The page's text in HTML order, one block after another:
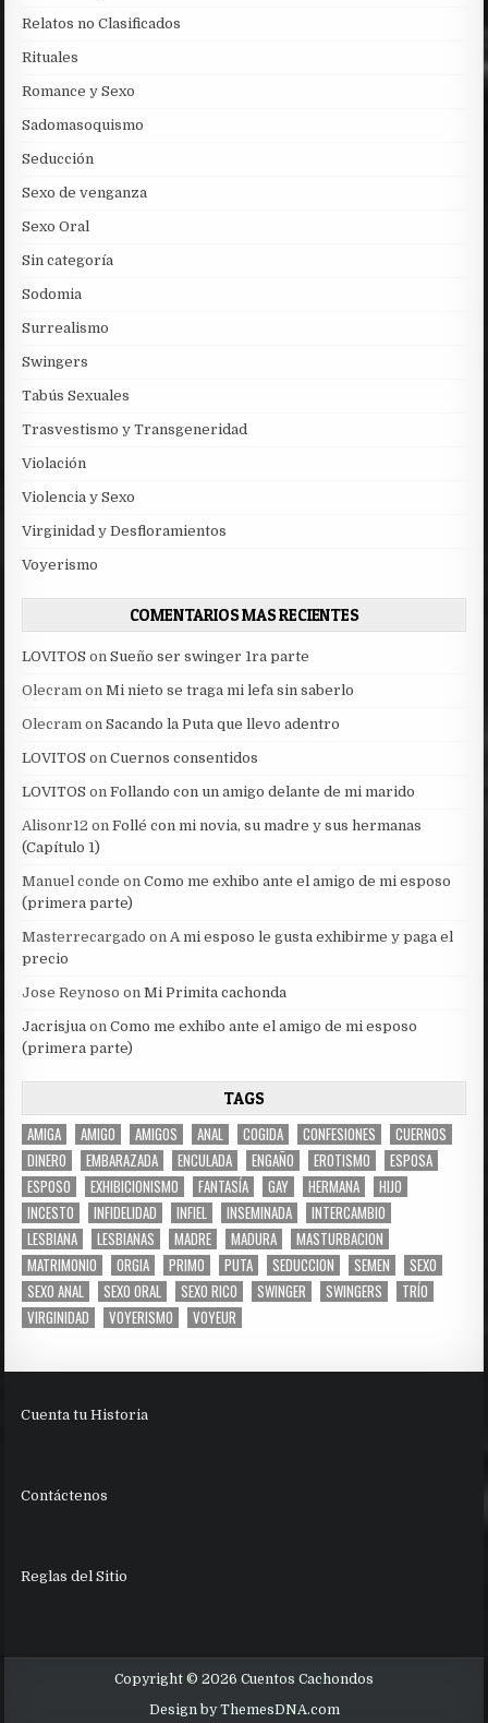
Relatos no Clasificados
Rituales
Romance y Sexo
Sadomasoquismo
Seducción
Sexo de venganza
Sexo Oral
Sin categoría
Sodomia
Surrealismo
Swingers
Tabús Sexuales
Trasvestismo y Transgeneridad
Violación
Violencia y Sexo
Virginidad y Desfloramientos
Voyerismo
COMENTARIOS MAS RECIENTES
LOVITOS onSueño ser swinger 1ra parte
Olecram onMi nieto se traga mi lefa sin saberlo
Olecram onSacando la Puta que llevo adentro
LOVITOS onCuernos consentidos
LOVITOS onFollando con un amigo delante de mi marido
Alisonr12 onFollé con mi novia, su madre y sus hermanas
(Capítulo 1)
Manuel conde onComo me exhibo ante el amigo de mi esposo
(primera parte)
Masterrecargado onA mi esposo le gusta exhibirme y paga el
precio
Jose Reynoso onMi Primita cachonda
Jacrisjua onComo me exhibo ante el amigo de mi esposo
(primera parte)
TAGS
AMIGA AMIGO AMIGOS ANAL COGIDA CONFESIONES
CUERNOS
DINERO
EMBARAZADA ENCULADA ENGAÑO EROTISMO
ESPOSA
ESPOSO
EXHIBICIONISMO FANTASÍA GAY HERMANA
HIJO
INCESTO
INFIDELIDAD INFIEL INSEMINADA
INTERCAMBIO
LESBIANA
LESBIANAS MADRE MADURA
MASTURBACION
MATRIMONIO
ORGIA PRIMO PUTA SEDUCCION SEMEN
SEXO
SEXO ANAL
SEXO ORAL SEXO RICO SWINGER SWINGERS
TRÍO
VIRGINIDAD
VOYERISMO VOYEUR
Cuenta tu Historia
Contáctenos
Reglas del Sitio
Copyright © 2026 Cuentos Cachondos
Design by ThemesDNA.com